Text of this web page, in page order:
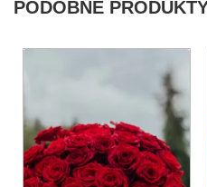
PODOBNE
wiele
wariantów.
Opcje